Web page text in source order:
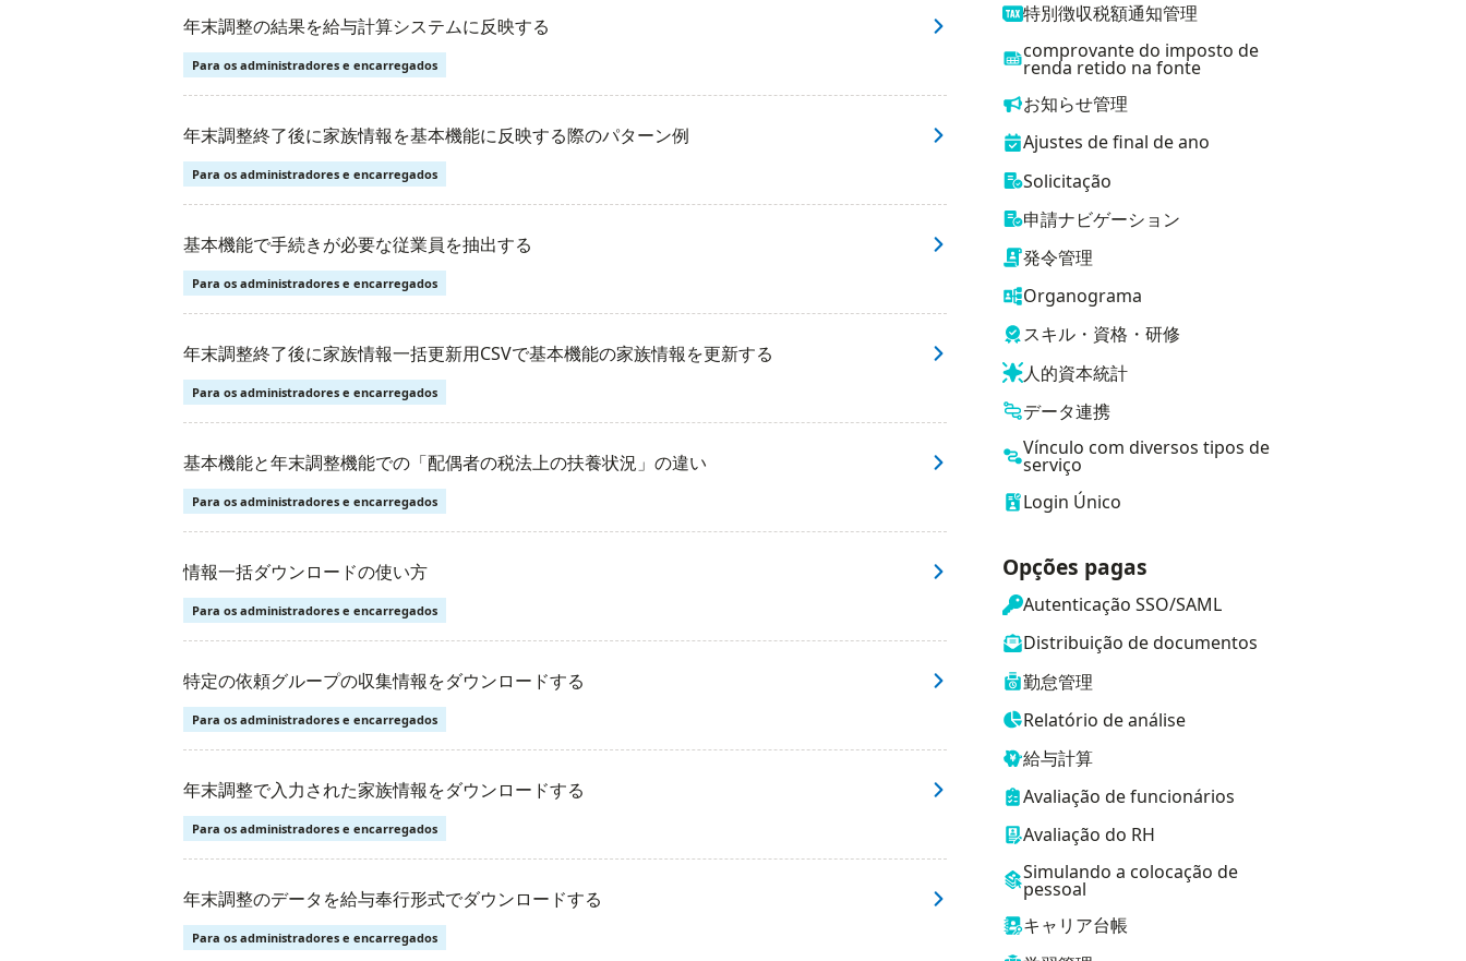
年末調整の結果を給与計算システムに反映する
Para os administradores e encarregados
年末調整終了後に家族情報を基本機能に反映する際のパターン例
Para os administradores e encarregados
基本機能で手続きが必要な従業員を抽出する
Para os administradores e encarregados
年末調整終了後に家族情報一括更新用CSVで基本機能の家族情報を更新する
Para os administradores e encarregados
基本機能と年末調整機能での「配偶者の税法上の扶養状況」の違い
Para os administradores e encarregados
情報一括ダウンロードの使い方
Para os administradores e encarregados
特定の依頼グループの収集情報をダウンロードする
Para os administradores e encarregados
年末調整で入力された家族情報をダウンロードする
Para os administradores e encarregados
年末調整のデータを給与奉行形式でダウンロードする
Para os administradores e encarregados
特別徴収税額通知管理
comprovante do imposto de
renda retido na fonte
お知らせ管理
Ajustes de final de ano
Solicitação
申請ナビゲーション
発令管理
Organograma
スキル・資格・研修
人的資本統計
データ連携
Vínculo com diversos tipos de
serviço
Login Único
Opções pagas
Autenticação SSO/SAML
Distribuição de documentos
勤怠管理
Relatório de análise
給与計算
Avaliação de funcionários
Avaliação do RH
Simulando a colocação de
pessoal
キャリア台帳